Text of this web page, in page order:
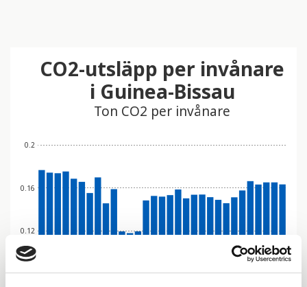
0.08
0.12
0.16
0.2
CO2-utsläpp per invånare
i Guinea-Bissau
Ton CO2 per invånare